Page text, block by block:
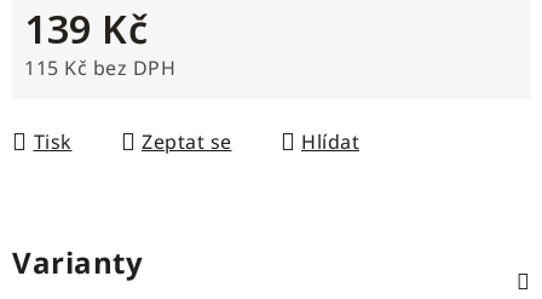
139 Kč
115 Kč bez DPH
Tisk
Zeptat se Hlídat
Varianty